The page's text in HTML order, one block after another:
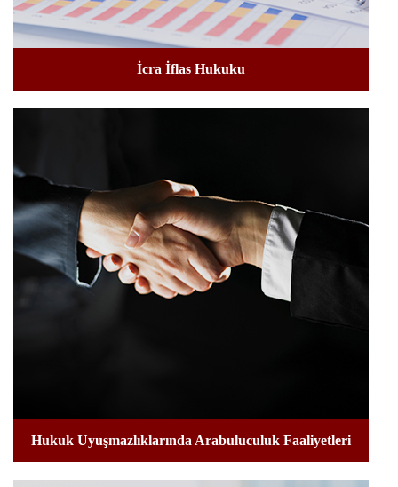
İcra İflas Hukuku
Hukuk Uyuşmazlıklarında Arabuluculuk Faaliyetleri